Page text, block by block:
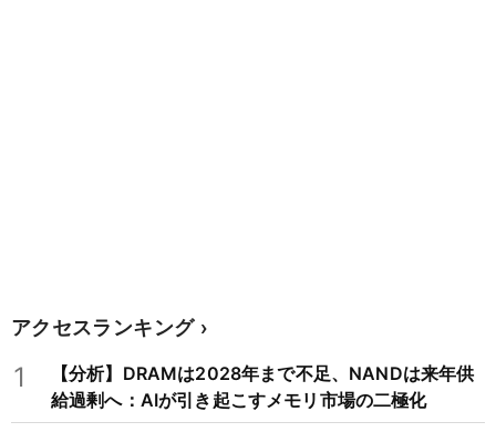
アクセスランキング
1
【分析】DRAMは2028年まで不足、NANDは来年供
給過剰へ：AIが引き起こすメモリ市場の二極化